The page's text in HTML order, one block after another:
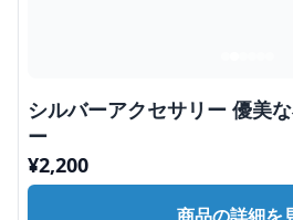
シルバーアクセサリー 優美
ー
¥2,200